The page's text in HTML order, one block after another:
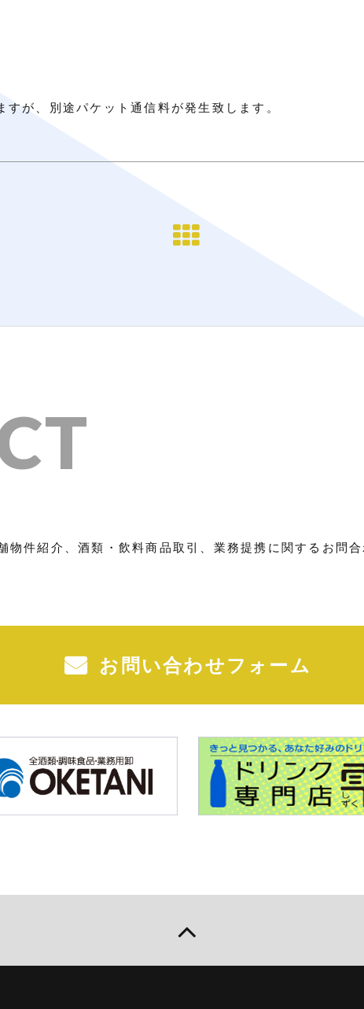
が、別途パケット通信料が発生致します。
物件紹介、酒類・飲料商品取引、業務提携に関するお問
お問い合わせフォーム